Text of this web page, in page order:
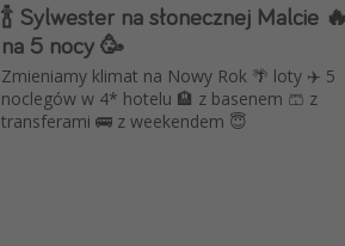
🍾 Sylwester na słonecznej Malcie 🔥
na 5 nocy 🥳
Zmieniamy klimat na Nowy Rok 🌴 loty ✈️ 5
noclegów w 4* hotelu 🏨 z basenem 🩳 z
transferami 🚌 z weekendem 😇